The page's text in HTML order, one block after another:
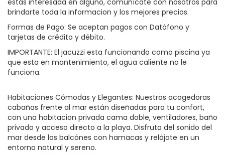
estás interesada en alguno, comunícate con nosotros para
brindarte toda la informacion y los mejores precios.
Formas de Pago: Se aceptan pagos con Datáfono y
tarjetas de crédito y débito.
IMPORTANTE: El jacuzzi esta funcionando como piscina ya
que esta en mantenimiento, el agua caliente no le
funciona.
Habitaciones Cómodas y Elegantes: Nuestras acogedoras
cabañas frente al mar están diseñadas para tu confort,
con una habitacion privada cama doble, ventiladores, baño
privado y acceso directo a la playa. Disfruta del sonido del
mar desde los balcónes con hamacas y relájate en un
entorno natural y sereno.